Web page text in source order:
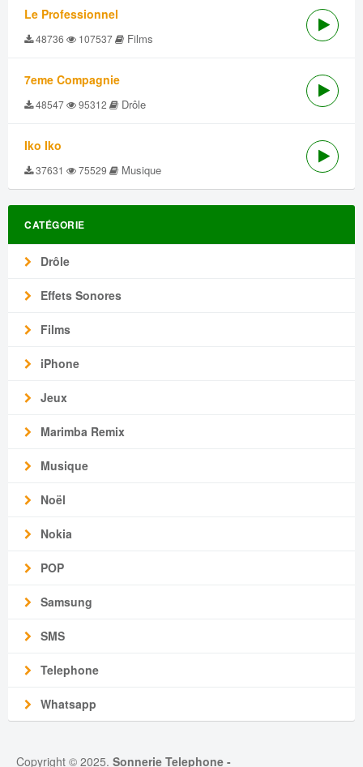
Le Professionnel
48736 107537 Films
7eme Compagnie
48547 95312 Drôle
Iko Iko
37631 75529 Musique
CATÉGORIE
Drôle
Effets Sonores
Films
iPhone
Jeux
Marimba Remix
Musique
Noël
Nokia
POP
Samsung
SMS
Telephone
Whatsapp
Copyright © 2025. Sonnerie Telephone -